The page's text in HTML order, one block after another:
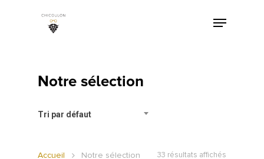
Notre sélection
Tri par défaut
33 résultats affichés
Accueil Notre sélection